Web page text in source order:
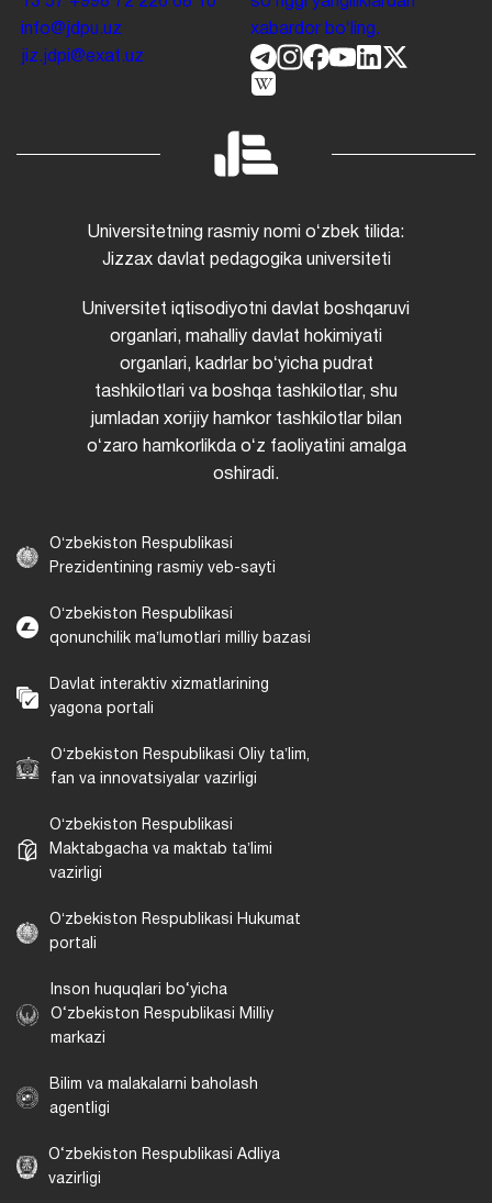
info@jdpu.uz
jiz.jdpi@exat.uz
xabardor boʻling.
Universitetning rasmiy nomi oʻzbek tilida:
Jizzax davlat pedagogika universiteti
Universitet iqtisodiyotni davlat boshqaruvi
organlari, mahalliy davlat hokimiyati
organlari, kadrlar boʻyicha pudrat
tashkilotlari va boshqa tashkilotlar, shu
jumladan xorijiy hamkor tashkilotlar bilan
oʻzaro hamkorlikda oʻz faoliyatini amalga
oshiradi.
Oʻzbekiston Respublikasi
Prezidentining rasmiy veb-sayti
Oʻzbekiston Respublikasi
qonunchilik maʼlumotlari milliy bazasi
Davlat interaktiv xizmatlarining
yagona portali
Oʻzbekiston Respublikasi Oliy taʼlim,
fan va innovatsiyalar vazirligi
Oʻzbekiston Respublikasi
Maktabgacha va maktab taʼlimi
vazirligi
Oʻzbekiston Respublikasi Hukumat
portali
Inson huquqlari bo‘yicha
O‘zbekiston Respublikasi Milliy
markazi
Bilim va malakalarni baholash
agentligi
O‘zbekiston Respublikasi Adliya
vazirligi